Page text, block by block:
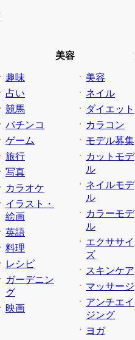
趣味
占い
競馬
パチンコ
ゲーム
旅行
写真
カラオケ
イラスト・
絵画
英語
料理
レシピ
ガーデニン
グ
映画
美容
美容
ネイル
ダイエット
カラコン
モデル募集
カットモデ
ル
ネイルモデ
ル
カラーモデ
ル
エクササイ
ズ
スキンケア
マッサージ
アンチエイ
ジング
ヨガ